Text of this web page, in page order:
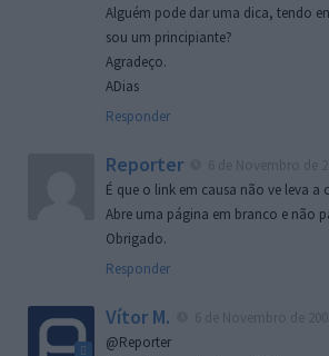
Alguém pode dar uma dica, tendo
sou um principiante?
Agradeço.
ADias
Responder
Reporter
É que o link em causa não ve leva a
Abre uma página em branco e não
Obrigado.
Responder
Vítor M.
@Reporter